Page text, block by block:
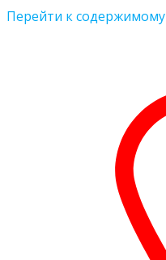
Перейти к содержимому